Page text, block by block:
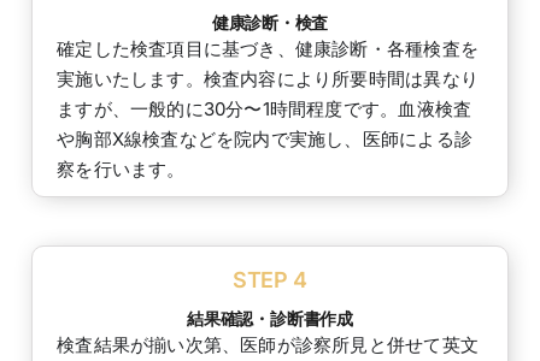
健康診断・検査
確定した検査項目に基づき、健康診断・各種検査を
実施いたします。検査内容により所要時間は異なり
ますが、一般的に30分〜1時間程度です。血液検査
や胸部X線検査などを院内で実施し、医師による診
察を行います。
STEP 4
結果確認・診断書作成
検査結果が揃い次第、医師が診察所見と併せて英文